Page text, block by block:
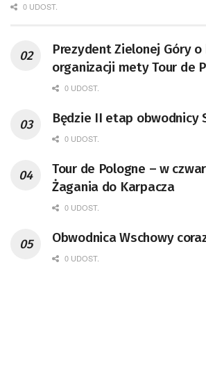
0 UDOST.
Prezydent Zielonej Góry o
organizacji mety Tour de
0 UDOST.
Będzie II etap obwodnicy
0 UDOST.
Tour de Pologne – w
Żagania do Karpacza
0 UDOST.
Obwodnica Wschowy
0 UDOST.